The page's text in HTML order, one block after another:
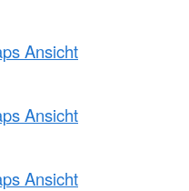
Ansicht
Ansicht
Ansicht